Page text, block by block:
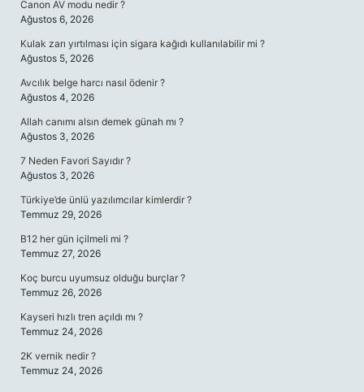
Canon AV modu nedir ?
Ağustos 6, 2026
Kulak zarı yırtılması için sigara kağıdı kullanılabilir mi ?
Ağustos 5, 2026
Avcılık belge harcı nasıl ödenir ?
Ağustos 4, 2026
Allah canımı alsın demek günah mı ?
Ağustos 3, 2026
7 Neden Favori Sayıdır ?
Ağustos 3, 2026
Türkiye’de ünlü yazılımcılar kimlerdir ?
Temmuz 29, 2026
B12 her gün içilmeli mi ?
Temmuz 27, 2026
Koç burcu uyumsuz olduğu burçlar ?
Temmuz 26, 2026
Kayseri hızlı tren açıldı mı ?
Temmuz 24, 2026
2K vernik nedir ?
Temmuz 24, 2026